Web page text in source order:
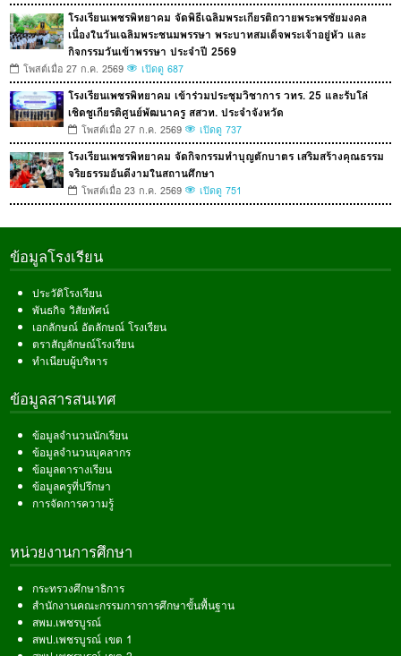
โรงเรียนเพชรพิทยาคม จัดพิธีเฉลิมพระเกียรติถวายพระพรชัยมงคล
เนื่องในวันเฉลิมพระชนมพรรษา พระบาทสมเด็จพระเจ้าอยู่หัว และ
กิจกรรมวันเข้าพรรษา ประจำปี 2569
โพสต์เมื่อ 27 ก.ค. 2569 เปิดดู 687
โรงเรียนเพชรพิทยาคม เข้าร่วมประชุมวิชาการ วทร. 25 และรับโล่
เชิดชูเกียรติศูนย์พัฒนาครู สสวท. ประจำจังหวัด
โพสต์เมื่อ 27 ก.ค. 2569 เปิดดู 737
โรงเรียนเพชรพิทยาคม จัดกิจกรรมทำบุญตักบาตร เสริมสร้างคุณธรรม
จริยธรรมอันดีงามในสถานศึกษา
โพสต์เมื่อ 23 ก.ค. 2569 เปิดดู 751
ข้อมูลโรงเรียน
ประวัติโรงเรียน
พันธกิจ วิสัยทัศน์
เอกลักษณ์ อัตลักษณ์ โรงเรียน
ตราสัญลักษณ์โรงเรียน
ทำเนียบผู้บริหาร
ข้อมูลสารสนเทศ
ข้อมูลจำนวนนักเรียน
ข้อมูลจำนวนบุคลากร
ข้อมูลตารางเรียน
ข้อมูลครูที่ปรึกษา
การจัดการความรู้
หน่วยงานการศึกษา
กระทรวงศึกษาธิการ
สำนักงานคณะกรรมการการศึกษาขั้นพื้นฐาน
สพม.เพชรบูรณ์
สพป.เพชรบูรณ์ เขต 1